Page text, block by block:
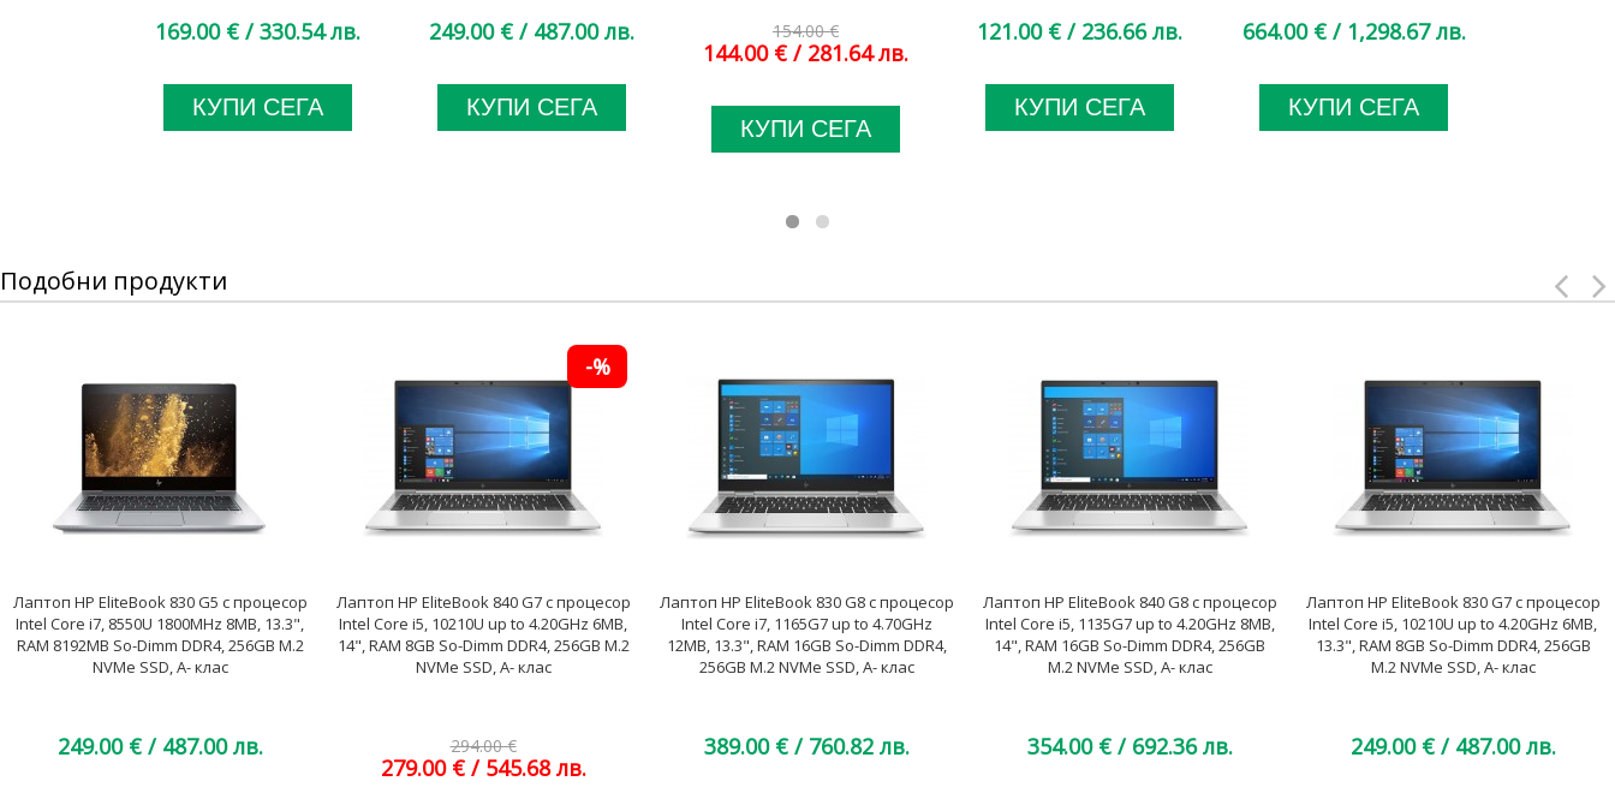
169.00 € / 330.54 лв.
КУПИ СЕГА
249.00 € / 487.00 лв.
КУПИ СЕГА
154.00 €
144.00 € / 281.64 лв.
КУПИ СЕГА
121.00 € / 236.66 лв.
КУПИ СЕГА
664.00 €/ 1,298.67 лв.
КУПИ СЕГА
Подобни продукти
Лаптоп HP EliteBook 830 G5 с процесор
Intel Core i7, 8550U 1800MHz 8MB, 13.3",
RAM 8192MB So-Dimm DDR4, 256GB M.2
NVMe SSD, A- клас
249.00 €/ 487.00 лв.
Лаптоп HP EliteBook 840 G7 с процесор
Intel Core i5, 10210U up to 4.20GHz 6MB,
14", RAM 8GB So-Dimm DDR4, 256GB M.2
NVMe SSD, A- клас
294.00 €
279.00 € / 545.68 лв.
-%
Лаптоп HP EliteBook 830 G8 с процесор
Intel Core i7, 1165G7 up to 4.70GHz
12MB, 13.3", RAM 16GB So-Dimm DDR4,
256GB M.2 NVMe SSD, A- клас
389.00 €/ 760.82 лв.
Лаптоп HP EliteBook 840 G8 с процесор
Intel Core i5, 1135G7 up to 4.20GHz 8MB,
14", RAM 16GB So-Dimm DDR4, 256GB
M.2 NVMe SSD, A- клас
354.00 €/ 692.36 лв.
Лаптоп HP EliteBook 830 G7 с процесор
Intel Core i5, 10210U up to 4.20GHz 6MB,
13.3", RAM 8GB So-Dimm DDR4, 256GB
M.2 NVMe SSD, A- клас
249.00 €/ 487.00 лв.